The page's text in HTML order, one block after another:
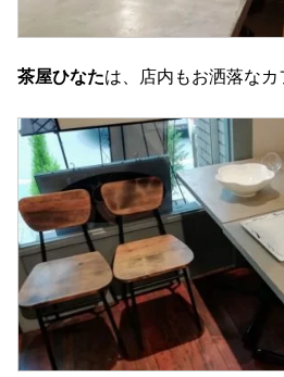
茶屋ひなたは、店内もお洒落なカ